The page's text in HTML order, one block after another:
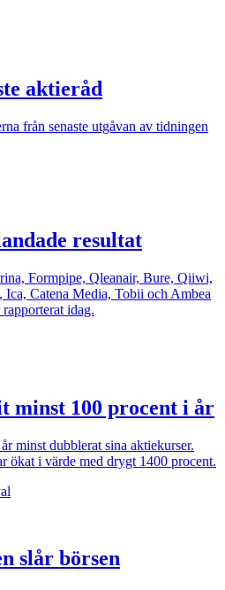
aktieråd
från senaste utgåvan av tidningen
resultat
Formpipe, Qleanair, Bure, Qiiwi,
Catena Media, Tobii och Ambea
idag.
minst 100 procent i år
minst dubblerat sina aktiekurser.
ökat i värde med drygt 1400 procent.
slår börsen